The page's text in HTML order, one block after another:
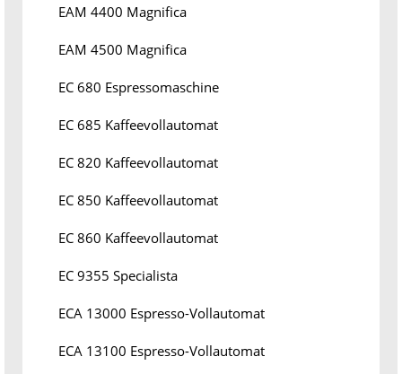
EAM 4400 Magnifica
EAM 4500 Magnifica
EC 680 Espressomaschine
EC 685 Kaffeevollautomat
EC 820 Kaffeevollautomat
EC 850 Kaffeevollautomat
EC 860 Kaffeevollautomat
EC 9355 Specialista
ECA 13000 Espresso-Vollautomat
ECA 13100 Espresso-Vollautomat